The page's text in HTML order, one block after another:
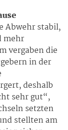
Abwehr stabil,
mehr
vergaben die
in der
deshalb
sehr gut“,
setzten
stellten am